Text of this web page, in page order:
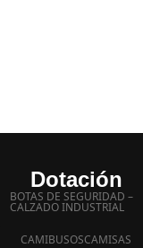
Dotación
BOTAS DE SEGURIDAD –
CALZADO INDUSTRIAL
CAMIBUSOSCAMISAS